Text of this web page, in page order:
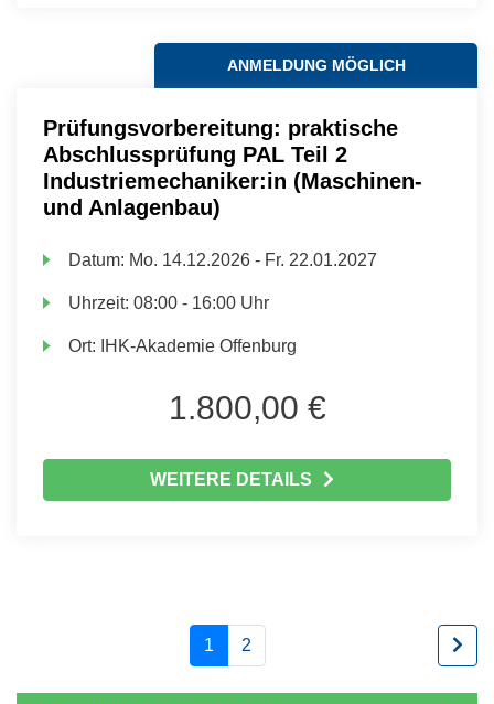
ANMELDUNG MÖGLICH
Prüfungsvorbereitung: praktische
Abschlussprüfung PAL Teil 2
Industriemechaniker:in (Maschinen-
und Anlagenbau)
Datum: Mo. 14.12.2026 - Fr. 22.01.2027
Uhrzeit:08:00 - 16:00 Uhr
Ort: IHK-Akademie Offenburg
1.800,00 €
WEITERE DETAILS
1 2